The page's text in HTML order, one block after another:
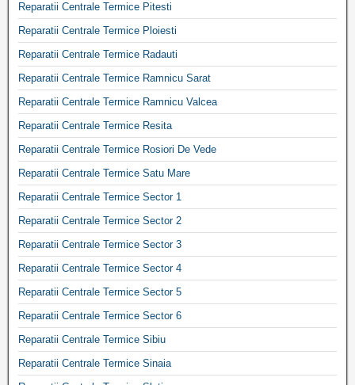
Reparatii Centrale Termice Pitesti
Reparatii Centrale Termice Ploiesti
Reparatii Centrale Termice Radauti
Reparatii Centrale Termice Ramnicu Sarat
Reparatii Centrale Termice Ramnicu Valcea
Reparatii Centrale Termice Resita
Reparatii Centrale Termice Rosiori De Vede
Reparatii Centrale Termice Satu Mare
Reparatii Centrale Termice Sector 1
Reparatii Centrale Termice Sector 2
Reparatii Centrale Termice Sector 3
Reparatii Centrale Termice Sector 4
Reparatii Centrale Termice Sector 5
Reparatii Centrale Termice Sector 6
Reparatii Centrale Termice Sibiu
Reparatii Centrale Termice Sinaia